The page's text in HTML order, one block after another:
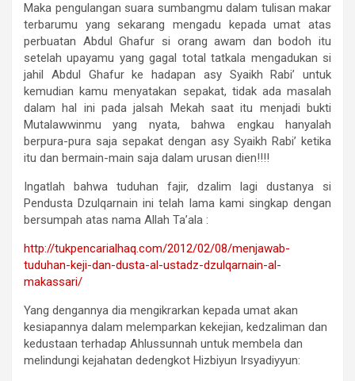
Maka pengulangan suara sumbangmu dalam tulisan makar
terbarumu yang sekarang mengadu kepada umat atas
perbuatan Abdul Ghafur si orang awam dan bodoh itu
setelah upayamu yang gagal total tatkala mengadukan si
jahil Abdul Ghafur ke hadapan asy Syaikh Rabi’ untuk
kemudian kamu menyatakan sepakat, tidak ada masalah
dalam hal ini pada jalsah Mekah saat itu menjadi bukti
Mutalawwinmu yang nyata, bahwa engkau hanyalah
berpura-pura saja sepakat dengan asy Syaikh Rabi’ ketika
itu dan bermain-main saja dalam urusan dien!!!!
Ingatlah bahwa tuduhan fajir, dzalim lagi dustanya si
Pendusta Dzulqarnain ini telah lama kami singkap dengan
bersumpah atas nama Allah Ta’ala :
http://tukpencarialhaq.com/2012/02/08/menjawab-
tuduhan-keji-dan-dusta-al-ustadz-dzulqarnain-al-
makassari/
Yang dengannya dia mengikrarkan kepada umat akan
kesiapannya dalam melemparkan kekejian, kedzaliman dan
kedustaan terhadap Ahlussunnah untuk membela dan
melindungi kejahatan dedengkot Hizbiyun Irsyadiyyun: